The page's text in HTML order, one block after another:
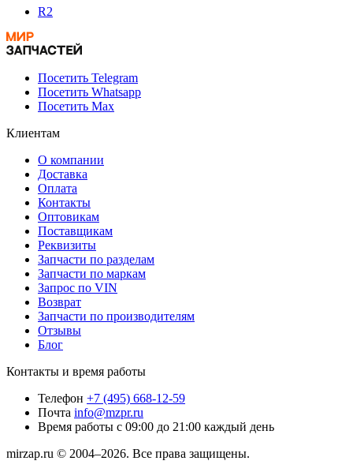
R2
Посетить Telegram
Посетить Whatsapp
Посетить Max
Клиентам
О компании
Доставка
Оплата
Контакты
Оптовикам
Поставщикам
Реквизиты
Запчасти по разделам
Запчасти по маркам
Запрос по VIN
Возврат
Запчасти по производителям
Отзывы
Блог
Контакты и время работы
Телефон +7 (495) 668-12-59
Почта info@mzpr.ru
Время работы с 09:00 до 21:00 каждый день
mirzap.ru © 2004–2026. Все права защищены.